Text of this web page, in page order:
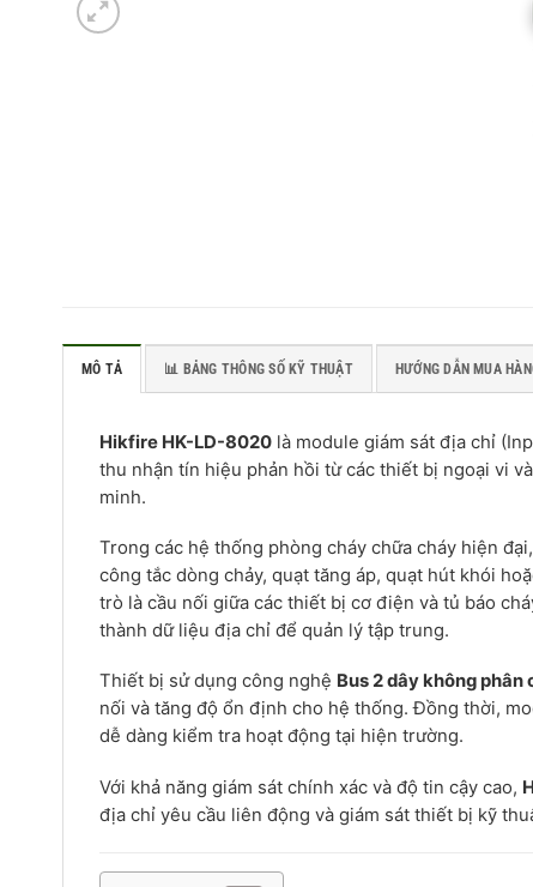
MÔ TẢ 📊 BẢNG THÔNG SỐ KỸ THUẬT HƯỚNG DẪN MUA
Hikfire HK-LD-8020 là module giám sát địa chỉ
thu nhận tín hiệu phản hồi từ các thiết bị ngoại vi
minh.
Trong các hệ thống phòng cháy chữa cháy hiện
công tắc dòng chảy, quạt tăng áp, quạt hút khói
trò là cầu nối giữa các thiết bị cơ điện và tủ báo
thành dữ liệu địa chỉ để quản lý tập trung.
Thiết bị sử dụng công nghệ Bus 2 dây không
nối và tăng độ ổn định cho hệ thống. Đồng thời,
dễ dàng kiểm tra hoạt động tại hiện trường.
Với khả năng giám sát chính xác và độ tin cậy cao,
địa chỉ yêu cầu liên động và giám sát thiết bị kỹ